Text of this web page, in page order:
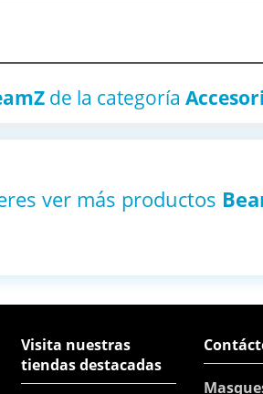
de la categoría
ver más productos
Visita nuestras
tiendas destacadas